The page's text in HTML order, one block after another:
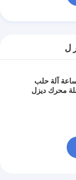
ل
/ ساعة آلة حلب
محرك ديزل